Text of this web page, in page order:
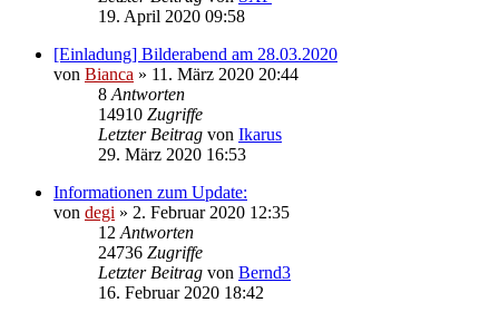
19. April 2020 09:58
[Einladung] Bilderabend am 28.03.2020
von Bianca » 11. März 2020 20:44
8 Antworten
14910 Zugriffe
Letzter Beitrag von Ikarus
29. März 2020 16:53
Informationen zum Update:
von degi » 2. Februar 2020 12:35
12 Antworten
24736 Zugriffe
Letzter Beitrag von Bernd3
16. Februar 2020 18:42